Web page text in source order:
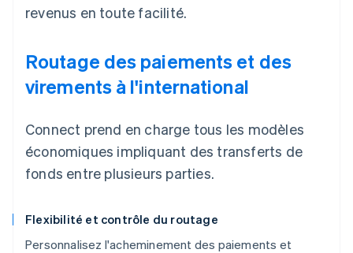
revenus en toute facilité.
Routage des paiements et des
virements à l'international
Connect prend en charge tous les modèles
économiques impliquant des transferts de
fonds entre plusieurs parties.
Flexibilité et contrôle du routage
Personnalisez l'acheminement des paiements et